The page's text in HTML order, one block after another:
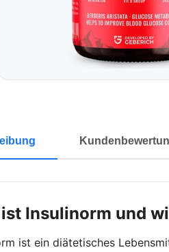
Insulinorm und
ist ein diätetisches